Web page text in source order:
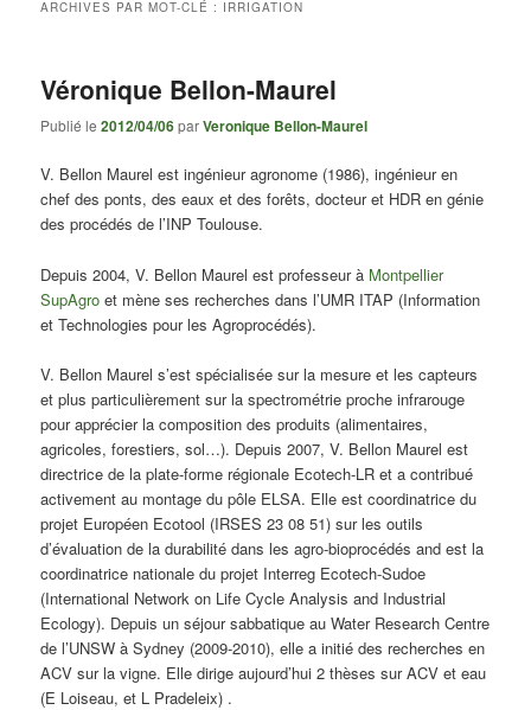
ARCHIVES PAR MOT-CLÉ : IRRIGATION
Véronique Bellon-Maurel
Publié le2012/04/06parVeronique Bellon-Maurel
V. Bellon Maurel est ingénieur agronome (1986), ingénieur en
chef des ponts, des eaux et des forêts, docteur et HDR en génie
des procédés de l’INP Toulouse.
Depuis 2004, V. Bellon Maurel est professeur à Montpellier
SupAgro et mène ses recherches dans l’UMR ITAP (Information
et Technologies pour les Agroprocédés).
V. Bellon Maurel s’est spécialisée sur la mesure et les capteurs
et plus particulièrement sur la spectrométrie proche infrarouge
pour apprécier la composition des produits (alimentaires,
agricoles, forestiers, sol…). Depuis 2007, V. Bellon Maurel est
directrice de la plate-forme régionale Ecotech-LR et a contribué
activement au montage du pôle ELSA. Elle est coordinatrice du
projet Européen Ecotool (IRSES 23 08 51) sur les outils
d’évaluation de la durabilité dans les agro-bioprocédés and est la
coordinatrice nationale du projet Interreg Ecotech-Sudoe
(International Network on Life Cycle Analysis and Industrial
Ecology). Depuis un séjour sabbatique au Water Research Centre
de l’UNSW à Sydney (2009-2010), elle a initié des recherches en
ACV sur la vigne. Elle dirige aujourd’hui 2 thèses sur ACV et eau
(E Loiseau, et L Pradeleix) .